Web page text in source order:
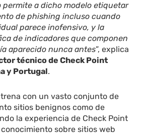
permite a dicho modelo etiquetar
de phishing incluso cuando
parece inofensivo, y la
de indicadores que componen
aparecido nunca antes”, explica
técnico de Check Point
y Portugal.
con un vasto conjunto de
sitios benignos como de
la experiencia de Check Point
sobre sitios web